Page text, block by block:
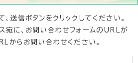
、送信ボタンをクリックしてください。
宛に、お問い合わせフォームのURLが
からお問い合わせください。